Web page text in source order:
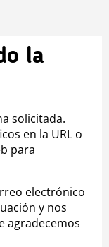
la
solicitada.
en la URL o
para
electrónico
y nos
agradecemos